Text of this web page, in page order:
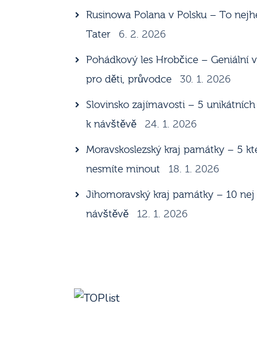
Rusinowa Polana v Polsku – To
Tater
6. 2. 2026
Pohádkový les Hrobčice – Geniální
pro děti, průvodce
30. 1. 2026
Slovinsko zajímavosti – 5
k návštěvě
24. 1. 2026
Moravskoslezský kraj památky – 5
nesmíte minout
18. 1. 2026
Jihomoravský kraj památky – 10 nej
návštěvě
12. 1. 2026